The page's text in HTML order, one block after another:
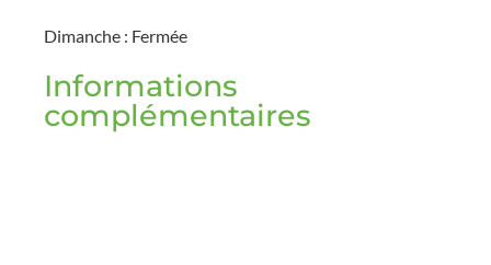
Dimanche : Fermée
Informations
complémentaires